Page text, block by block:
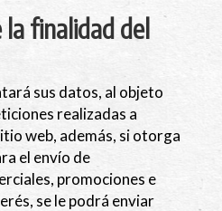
la finalidad del
sus datos, al objeto
realizadas a
web, además, si otorga
el envío de
promociones e
se le podrá enviar